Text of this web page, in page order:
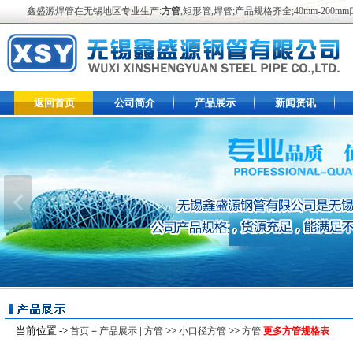
鑫盛源焊管在无锡地区专业生产:方管,矩形管,焊管;产品规格齐全;40mm-
返回首页 公司简介 产品展示 新闻资讯
当前位置 -> 首页 － 产品展示 | 方管 >> 小口径方管 >> 方管 更多方管规格表